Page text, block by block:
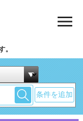
。
条件を追加